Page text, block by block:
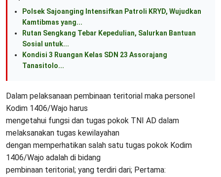
Polsek Sajoanging Intensifkan Patroli KRYD, Wujudkan
Kamtibmas yang...
Rutan Sengkang Tebar Kepedulian, Salurkan Bantuan
Sosial untuk...
Kondisi 3 Ruangan Kelas SDN 23 Assorajang
Tanasitolo...
Dalam pelaksanaan pembinaan teritorial maka personel
Kodim 1406/Wajo harus
mengetahui fungsi dan tugas pokok TNI AD dalam
melaksanakan tugas kewilayahan
dengan memperhatikan salah satu tugas pokok Kodim
1406/Wajo adalah di bidang
pembinaan teritorial; yang terdiri dari; Pertama: